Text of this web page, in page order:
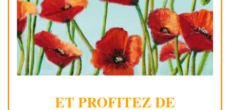
ET PROFITEZ DE